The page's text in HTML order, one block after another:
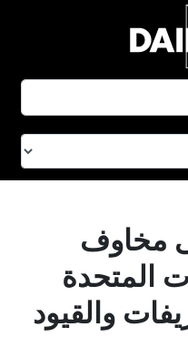
مخاوف
المتحدة
والقيود